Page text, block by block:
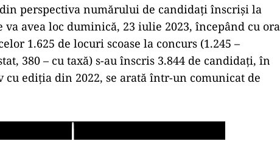
perspectiva numărului de candidaţi înscrişi la
avea loc duminică, 23 iulie 2023, începând cu ora
1.625 de locuri scoase la concurs (1.245 –
380 – cu taxă) s-au înscris 3.844 de candidaţi, în
cu ediţia din 2022, se arată într-un comunicat de